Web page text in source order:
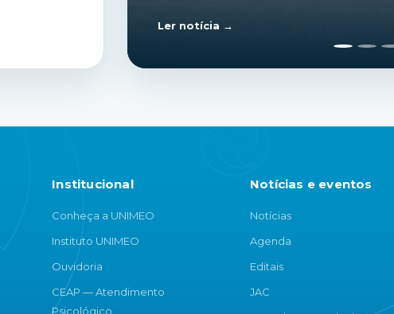
Ler notícia →
Institucional
Conheça a UNIMEO
Instituto UNIMEO
Ouvidoria
CEAP — Atendimento
Psicológico
Notícias e eventos
Notícias
Agenda
Editais
JAC